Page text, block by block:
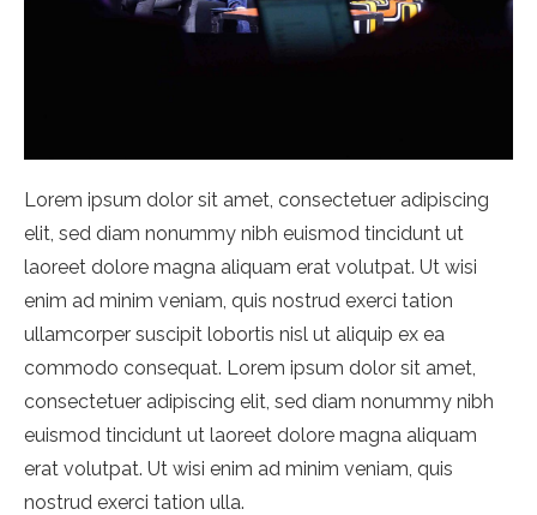
Lorem ipsum dolor sit amet, consectetuer adipiscing
elit, sed diam nonummy nibh euismod tincidunt ut
laoreet dolore magna aliquam erat volutpat. Ut wisi
enim ad minim veniam, quis nostrud exerci tation
ullamcorper suscipit lobortis nisl ut aliquip ex ea
commodo consequat. Lorem ipsum dolor sit amet,
consectetuer adipiscing elit, sed diam nonummy nibh
euismod tincidunt ut laoreet dolore magna aliquam
erat volutpat. Ut wisi enim ad minim veniam, quis
nostrud exerci tation ulla.